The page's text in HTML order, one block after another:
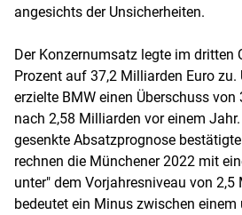
angesichts der Unsicherheiten.
Der Konzernumsatz legte im dritten
Prozent auf 37,2 Milliarden Euro zu.
erzielte BMW einen Überschuss von
nach 2,58 Milliarden vor einem
gesenkte Absatzprognose
rechnen die Münchener 2022 mit
unter" dem Vorjahresniveau von
bedeutet ein Minus zwischen